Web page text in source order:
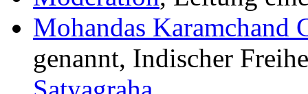
Mohandas Karamchand
genannt, Indischer